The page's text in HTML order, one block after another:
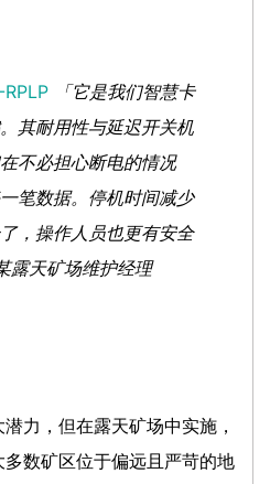
「它是我们智慧卡
其耐用性与延迟开关机
不必担心断电的情况
笔数据。停机时间减少
，操作人员也更有安全
天矿场维护经理
力，但在露天矿场中实施，
数矿区位于偏远且严苛的地